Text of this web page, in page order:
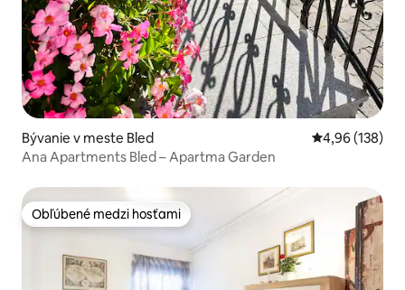
Bývanie v meste Bled Priemerné
4,96 (138)
Ana Apartments Bled – Apartma Garden
Obľúbené medzi hosťami
Obľúbené medzi hosťami